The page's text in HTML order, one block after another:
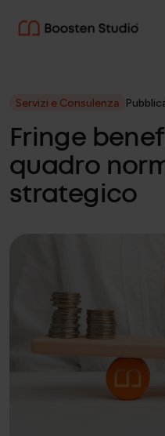
Servizi e Consulenza
Fringe
quadro
strategico